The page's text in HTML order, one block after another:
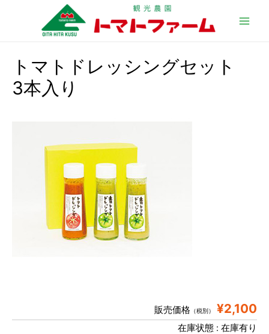
トマトドレッシングセット
3本入り
販売価格 （税別） ¥2,100
在庫状態 : 在庫有り